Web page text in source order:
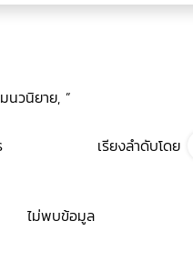
นวนิยาย, ”
เรียงลำดับโดย
ไม่พบข้อมูล